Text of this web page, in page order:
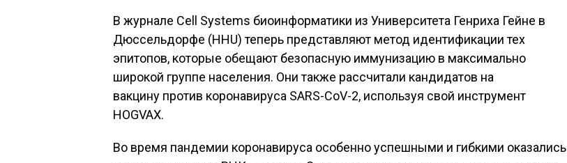
В журнале Cell Systems биоинформатики из Университета Генриха Гейне в
Дюссельдорфе (HHU) теперь представляют метод идентификации тех
эпитопов, которые обещают безопасную иммунизацию в максимально
широкой группе населения. Они также рассчитали кандидатов на
вакцину против коронавируса SARS-CoV-2, используя свой инструмент
HOGVAX.
Во время пандемии коронавируса особенно успешными и гибкими оказались